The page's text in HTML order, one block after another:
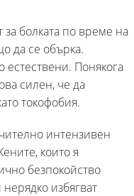
болката по време на
да се обърка.
Понякога
силен, че да
токофобия.
интензивен
които я
безпокойство
избягват